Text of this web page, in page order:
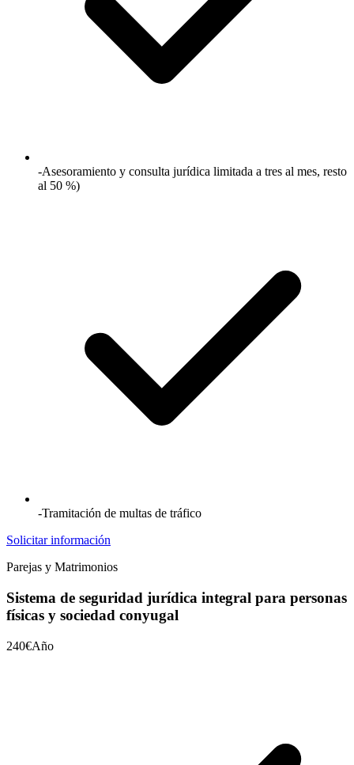
-Asesoramiento y consulta jurídica limitada a tres al mes, resto
al 50 %)
-Tramitación de multas de tráfico
Solicitar información
Parejas y Matrimonios
Sistema de seguridad jurídica integral para personas
físicas y sociedad conyugal
240€Año